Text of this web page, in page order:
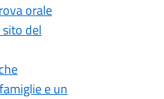
orale
del
e un